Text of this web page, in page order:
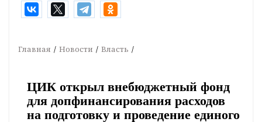
Главная Новости Власть
ЦИК открыл внебюджетный фонд
для допфинансирования расходов
на подготовку и проведение единого